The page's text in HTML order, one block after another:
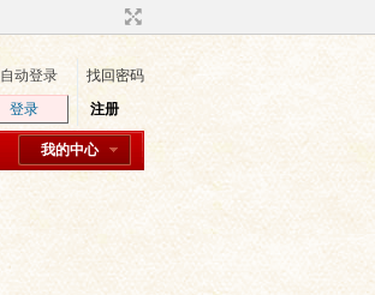
自动登录
找回密码
登录 注册
我的中心